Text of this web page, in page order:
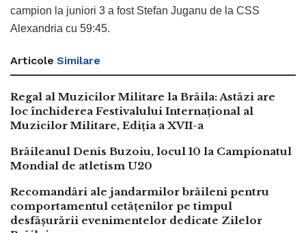
campion la juniori 3 a fost Stefan Juganu de la CSS
Alexandria cu 59:45.
Articole Similare
Regal al Muzicilor Militare la Brăila: Astăzi are
loc închiderea Festivalului Internațional al
Muzicilor Militare, Ediția a XVII-a
Brăileanul Denis Buzoiu, locul 10 la Campionatul
Mondial de atletism U20
Recomandări ale jandarmilor brăileni pentru
comportamentul cetățenilor pe timpul
desfășurării evenimentelor dedicate Zilelor